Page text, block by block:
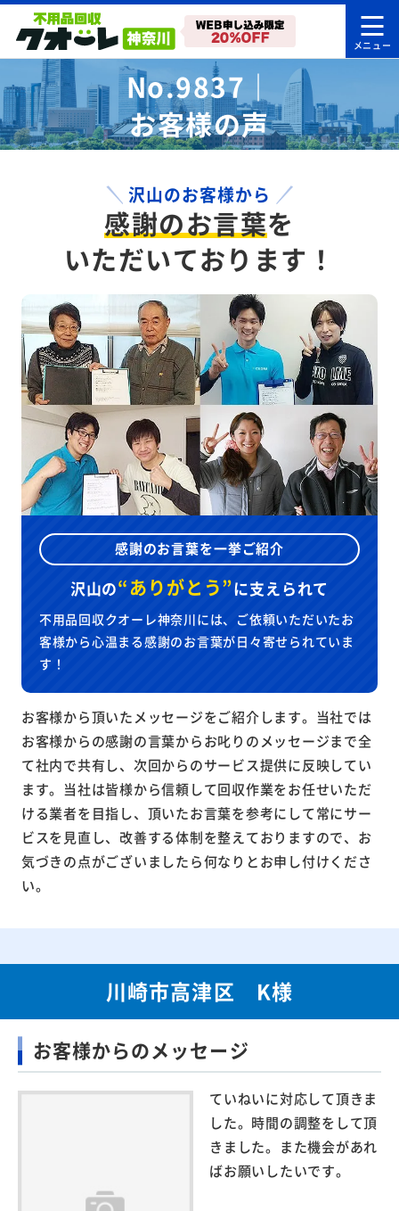
No.9837｜
お客様の声
沢山のお客様から
感謝のお言葉を
いただいております！
感謝のお言葉を一挙ご紹介
沢山の“ありがとう”に支えられて
不用品回収クオーレ神奈川には、ご依頼いただいたお
客様から心温まる感謝のお言葉が日々寄せられていま
す！
お客様から頂いたメッセージをご紹介します。当社では
お客様からの感謝の言葉からお叱りのメッセージまで全
て社内で共有し、次回からのサービス提供に反映してい
ます。当社は皆様から信頼して回収作業をお任せいただ
ける業者を目指し、頂いたお言葉を参考にして常にサー
ビスを見直し、改善する体制を整えておりますので、お
気づきの点がございましたら何なりとお申し付けくださ
い。
川崎市高津区 K様
お客様からのメッセージ
ていねいに対応して頂きま
した。時間の調整をして頂
きました。また機会があれ
ばお願いしたいです。